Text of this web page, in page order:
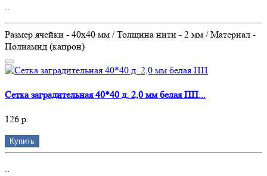
..
Размер ячейки - 40х40 мм / Толщина нити - 2 мм / Материал -
Полиамид (капрон)
Сетка заградительная 40*40 д. 2,0 мм белая ПП...
126 р.
Купить
..